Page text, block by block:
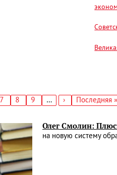
Страница
7 Страница
8 Страница
9 …
Следующая
›
Последняя
Последняя »
Олег Смолин:
на новую систему